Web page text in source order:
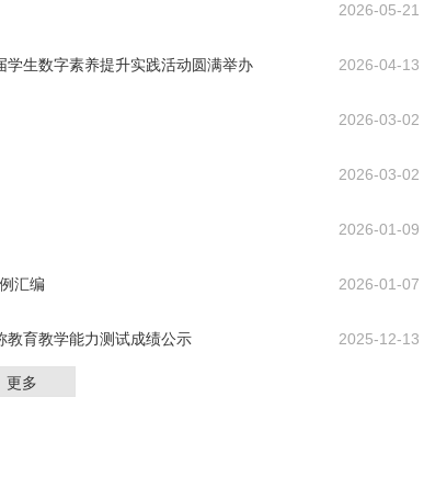
2026-05-21
生数字素养提升实践活动圆满举办 2026-04-13
2026-03-02
2026-03-02
2026-01-09
汇编 2026-01-07
教育教学能力测试成绩公示 2025-12-13
更多